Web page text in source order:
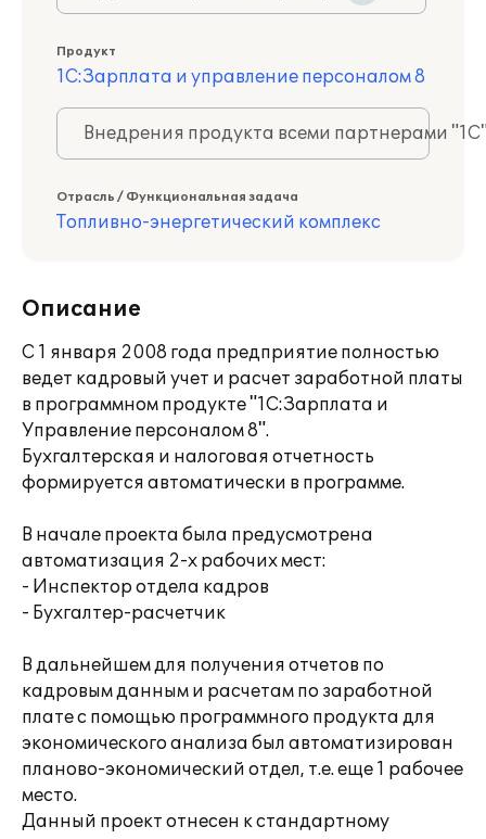
Продукт
1С:Зарплата и управление персоналом 8
Внедрения продукта всеми партнерами
Отрасль / Функциональная задача
Топливно-энергетический комплекс
Описание
С 1 января 2008 года предприятие полностью
ведет кадровый учет и расчет заработной платы
в программном продукте "1С:Зарплата и
Управление персоналом 8".
Бухгалтерская и налоговая отчетность
формируется автоматически в программе.
В начале проекта была предусмотрена
автоматизация 2-х рабочих мест:
- Инспектор отдела кадров
- Бухгалтер-расчетчик
В дальнейшем для получения отчетов по
кадровым данным и расчетам по заработной
плате с помощью программного продукта для
экономического анализа был автоматизирован
планово-экономический отдел, т.е. еще 1 рабочее
место.
Данный проект отнесен к стандартному